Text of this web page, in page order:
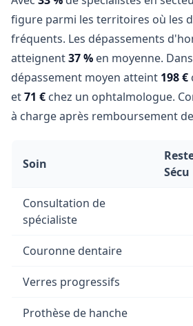
figure parmi les territoires où les
fréquents. Les dépassements
atteignent37 % en moyenne.
dépassement moyen atteint 198 €
et71 € chez un ophtalmologue.
à charge après remboursement
Soin
Sécu
Consultation de
spécialiste
Couronne dentaire
Verres progressifs
Prothèse de hanche